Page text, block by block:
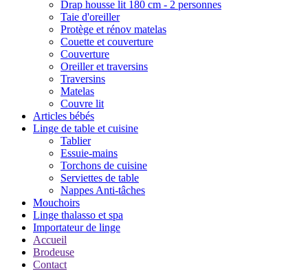
Drap housse lit 180 cm - 2 personnes
Taie d'oreiller
Protège et rénov matelas
Couette et couverture
Couverture
Oreiller et traversins
Traversins
Matelas
Couvre lit
Articles bébés
Linge de table et cuisine
Tablier
Essuie-mains
Torchons de cuisine
Serviettes de table
Nappes Anti-tâches
Mouchoirs
Linge thalasso et spa
Importateur de linge
Accueil
Brodeuse
Contact